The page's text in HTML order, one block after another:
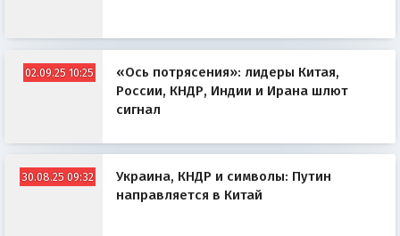
02.09.25 10:25
«Ось потрясения»: лидеры Китая,
России, КНДР, Индии и Ирана шлют
сигнал
30.08.25 09:32
Украина, КНДР и символы: Путин
направляется в Китай